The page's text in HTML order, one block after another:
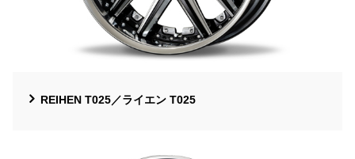
REIHEN T025／ライエン T025